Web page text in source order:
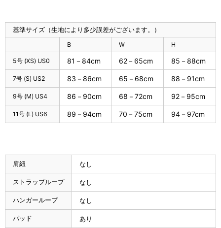
基準サイズ（生地により多少誤差がございます。）
B W H
5号 (XS) US0 81－84cm 62－65cm 85－88cm
7号 (S) US2 83－86cm 65－68cm 88－91cm
9号 (M) US4 86－90cm 68－72cm 92－95cm
11号 (L) US6 89－94cm 70－75cm 94－97cm
肩紐 なし
ストラップループ なし
ハンガーループ なし
パッド あり